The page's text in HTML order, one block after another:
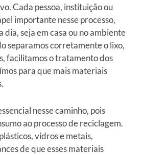
Cada pessoa, instituição ou
importante nesse processo,
dia, seja em casa ou no ambiente
separamos corretamente o lixo,
facilitamos o tratamento dos
para que mais materiais
nesse caminho, pois
ao processo de reciclagem.
vidros e metais,
de que esses materiais